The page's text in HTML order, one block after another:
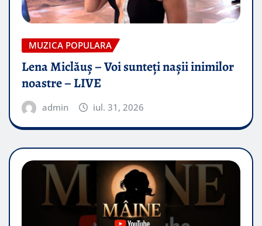
MUZICA POPULARA
Lena Miclăuș – Voi sunteți nașii inimilor
noastre – LIVE
admin iul. 31, 2026